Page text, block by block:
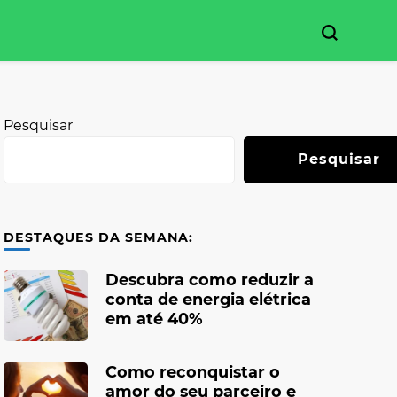
Pesquisar
Pesquisar
DESTAQUES DA SEMANA:
Descubra como reduzir a
conta de energia elétrica
em até 40%
Como reconquistar o
amor do seu parceiro e